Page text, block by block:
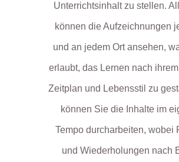
Unterrichtsinhalt zu stellen.
können die Aufzeichnungen
und an jedem Ort ansehen,
erlaubt, das Lernen nach
Zeitplan und Lebensstil zu
können Sie die Inhalte im
Tempo durcharbeiten, wobei
und Wiederholungen nach